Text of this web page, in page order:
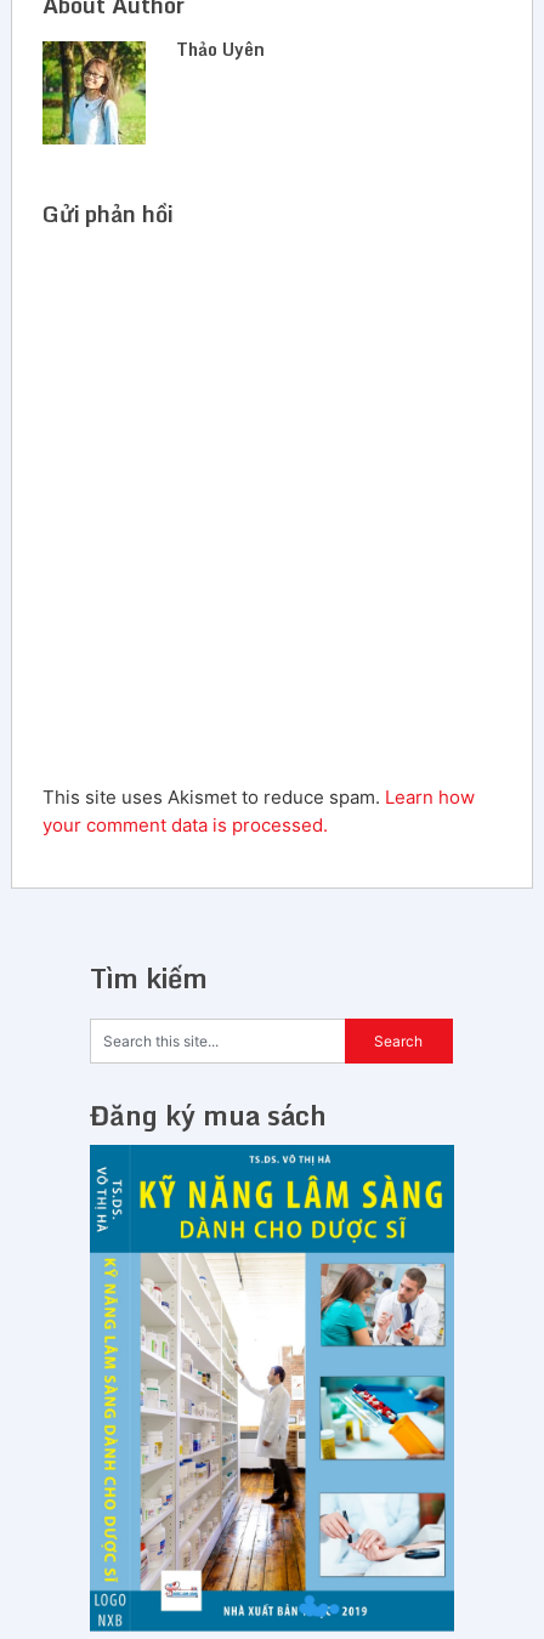
Thảo Uyên
Gửi phản hồi
This site uses Akismet to reduce spam. Learn how
your comment data is processed.
Tìm kiếm
Đăng ký mua sách